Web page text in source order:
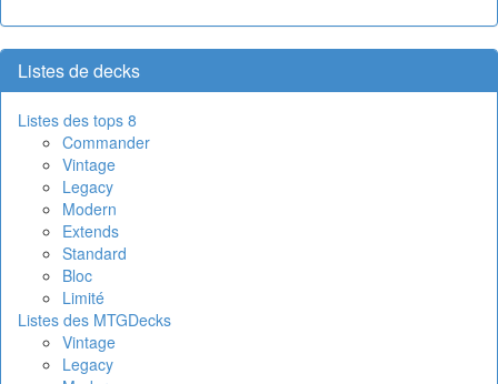
Listes de decks
Listes des tops 8
Commander
Vintage
Legacy
Modern
Extends
Standard
Bloc
Limité
Listes des MTGDecks
Vintage
Legacy